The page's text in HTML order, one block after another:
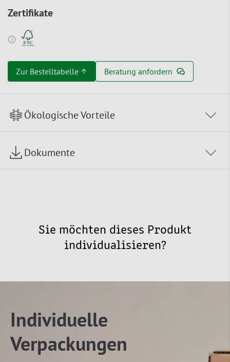
Zertifikate
Zur Bestelltabelle ↑ Beratung anfordern
Ökologische Vorteile
Dokumente
Sie möchten dieses Produkt
individualisieren?
Individuelle
Verpackungen